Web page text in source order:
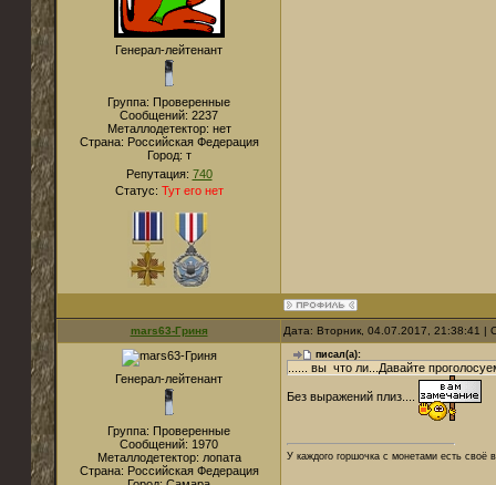
Генерал-лейтенант
Группа: Проверенные
Сообщений: 2237
Металлодетектор: нет
Страна: Российская Федерация
Город: т
Репутация: 740
Статус: Тут его нет
mars63-Гриня Дата: Вторник, 04.07.2017, 21:38:41
Генерал-лейтенант
Группа: Проверенные
Сообщений: 1970
Металлодетектор: лопата
Страна: Российская Федерация
писал(а):
...... вы что ли...Давайте
Без выражений плиз....
У каждого горшочка с монетами есть своё